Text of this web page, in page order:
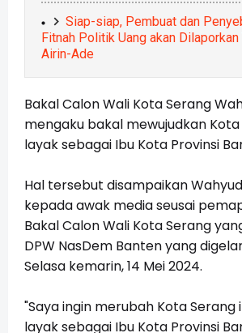
Siap-siap, Pembuat dan
Fitnah Politik Uang akan
Airin-Ade
Bakal Calon Wali Kota Serang
mengaku bakal mewujudkan
layak sebagai Ibu Kota Provinsi
Hal tersebut disampaikan
kepada awak media seusai
Bakal Calon Wali Kota Serang
DPW NasDem Banten yang
Selasa kemarin, 14 Mei 2024.
"Saya ingin merubah Kota Serang
layak sebagai Ibu Kota Provinsi